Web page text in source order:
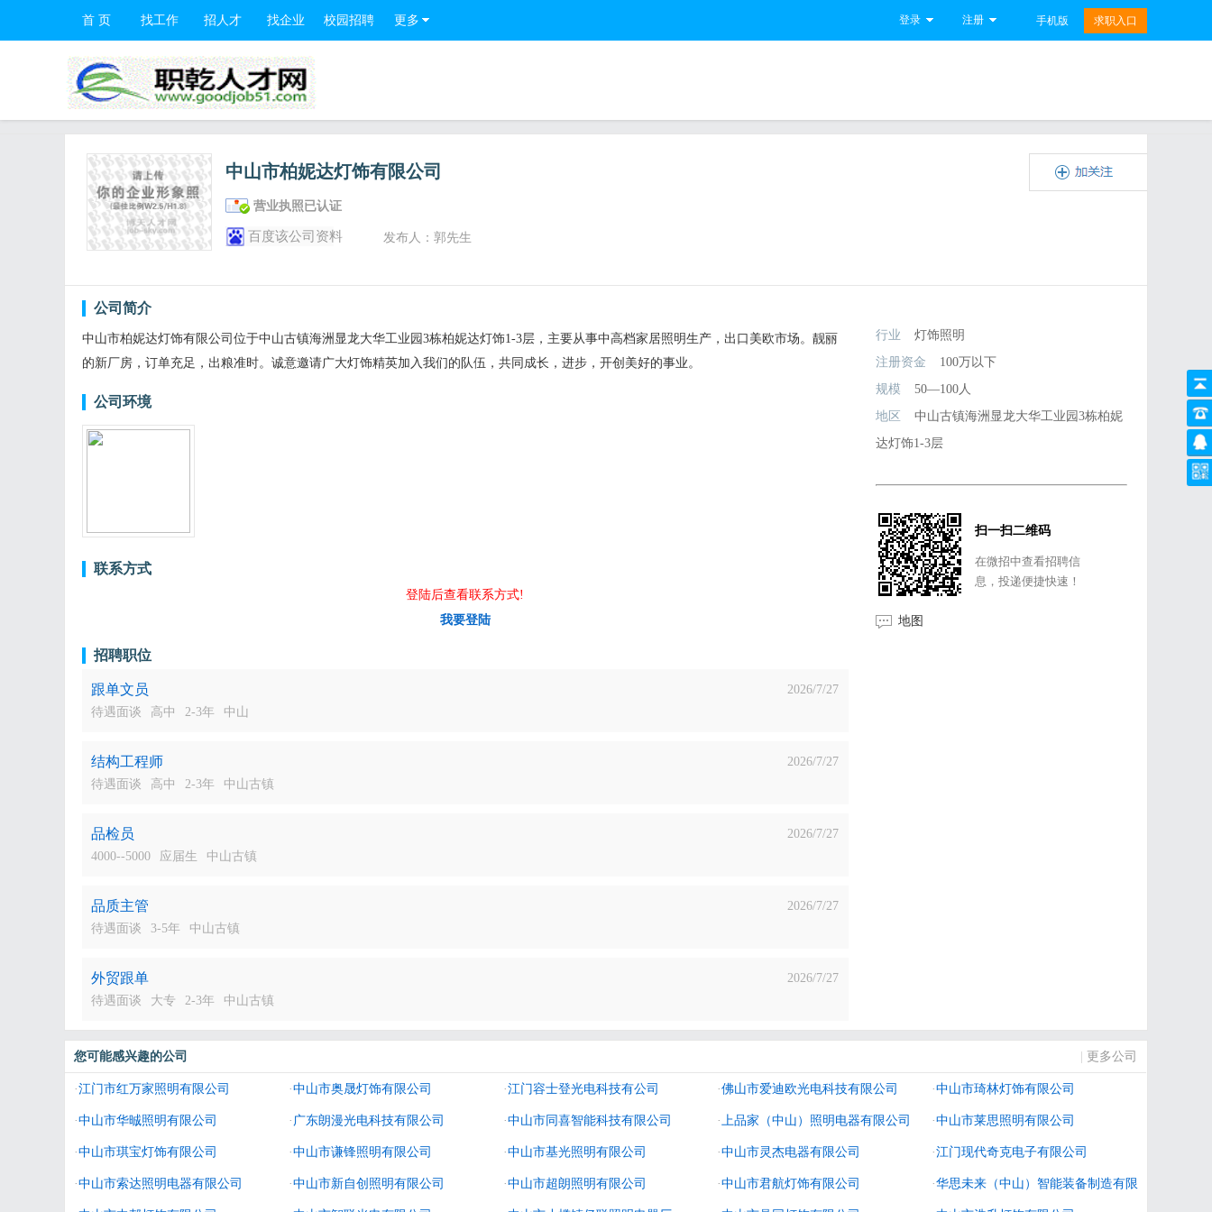
首 页 找工作 招人才 找企业 校园招聘 更多 手机版 求职入口
注册
登录
中山市柏妮达灯饰有限公司
营业执照已认证
百度该公司资料 发布人：郭先生
公司简介
中山市柏妮达灯饰有限公司位于中山古镇海洲显龙大华工业园3栋柏妮达灯饰1-3层，主要从事中高档家居照明生产，出口美欧市场。靓丽
的新厂房，订单充足，出粮准时。诚意邀请广大灯饰精英加入我们的队伍，共同成长，进步，开创美好的事业。
公司环境
联系方式
登陆后查看联系方式!
我要登陆
招聘职位
跟单文员
2026/7/27
待遇面谈
高中 2-3年 中山
结构工程师
2026/7/27
待遇面谈
高中 2-3年 中山古镇
品检员
2026/7/27
4000--5000
应届生 中山古镇
品质主管
2026/7/27
待遇面谈
3-5年 中山古镇
外贸跟单
2026/7/27
待遇面谈
大专 2-3年 中山古镇
行业
灯饰照明
注册资金
100万以下
规模
50—100人
地区
中山古镇海洲显龙大华工业园3栋柏妮
达灯饰1-3层
扫一扫二维码
在微招中查看招聘信
息，投递便捷快速！
地图
您可能感兴趣的公司 更多公司
·江门市红万家照明有限公司 ·中山市奥晟灯饰有限公司 ·江门容士登光电科技有公司 ·佛山市爱迪欧光电科技有限公司 ·中山市琦林灯饰有限公司
·中山市华晠照明有限公司 ·广东朗漫光电科技有限公司 ·中山市同喜智能科技有限公司 ·上品家（中山）照明电器有限公司 ·中山市莱思照明有限公司
·中山市琪宝灯饰有限公司 ·中山市谦锋照明有限公司 ·中山市基光照明有限公司 ·中山市灵杰电器有限公司 ·江门现代奇克电子有限公司
·中山市索达照明电器有限公司 ·中山市新自创照明有限公司 ·中山市超朗照明有限公司 ·中山市君航灯饰有限公司 ·华思未来（中山）智能装备制造有限